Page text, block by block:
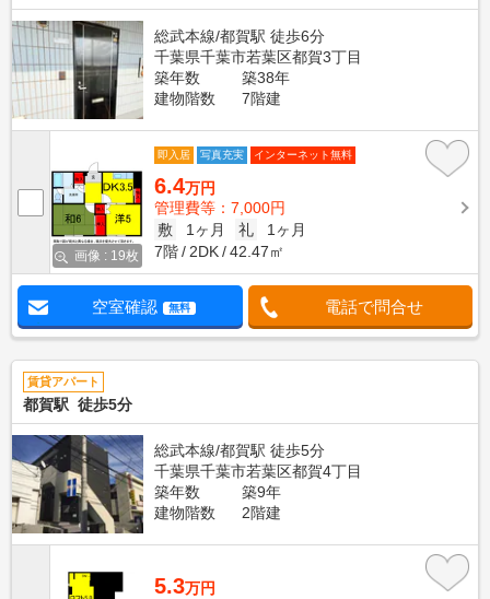
総武本線/都賀駅 徒歩6分
千葉県千葉市若葉区都賀3丁目
築年数
築38年
建物階数
7階建
画像 : 19枚
即入居 写真充実 インターネット無料
6.4万円
管理費等：7,000円
敷
1ヶ月 礼
1ヶ月
7階
2DK 42.47㎡
空室確認 無料 電話で問合せ
賃貸アパート
都賀駅 徒歩5分
総武本線/都賀駅 徒歩5分
千葉県千葉市若葉区都賀4丁目
築年数
築9年
建物階数
2階建
5.3万円